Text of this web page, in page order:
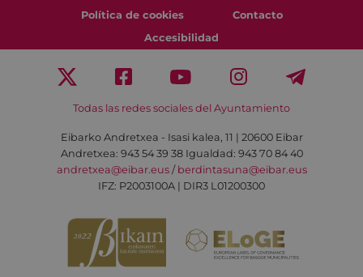
Política de cookies
Contacto
Accesibilidad
Todas las redes sociales del Ayuntamiento
Eibarko Andretxea - Isasi kalea, 11 | 20600 Eibar
Andretxea: 943 54 39 38 Igualdad: 943 70 84 40
andretxea@eibar.eus/ berdintasuna@eibar.eus
IFZ: P2003100A | DIR3 L01200300